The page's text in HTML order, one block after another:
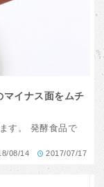
マイナス面をムチ
す。 発酵食品で
08/14 2017/07/17